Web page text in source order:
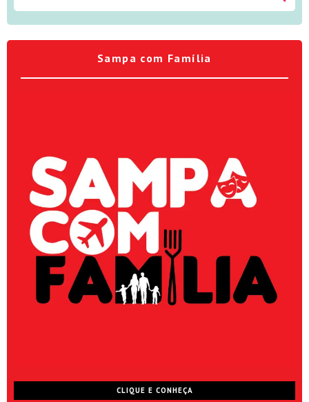
Sampa com Família
CLIQUE E CONHEÇA